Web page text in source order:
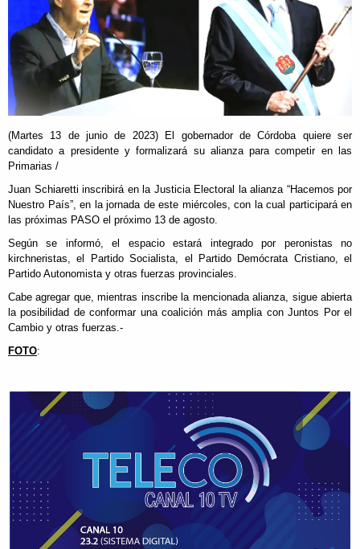
(Martes 13 de junio de 2023) El gobernador de Córdoba quiere ser
candidato a presidente y formalizará su alianza para competir en las
Primarias /
Juan Schiaretti inscribirá en la Justicia Electoral la alianza “Hacemos por
Nuestro País”, en la jornada de este miércoles, con la cual participará en
las próximas PASO el próximo 13 de agosto.
Según se informó, el espacio estará integrado por peronistas no
kirchneristas, el Partido Socialista, el Partido Demócrata Cristiano, el
Partido Autonomista y otras fuerzas provinciales.
Cabe agregar que, mientras inscribe la mencionada alianza, sigue abierta
la posibilidad de conformar una coalición más amplia con Juntos Por el
Cambio y otras fuerzas.-
FOTO: